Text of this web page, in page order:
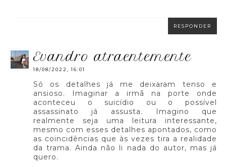
RESPONDER
evandro atraentemente
18/08/2022, 16:01
Só os detalhes já me deixaram tenso e
ansioso. Imaginar a irmã na porte onde
aconteceu o suicídio ou o possível
assassinato já assusta. Imagino que
realmente seja uma leitura interessante,
mesmo com esses detalhes apontados, como
as coincidências que às vezes tira a realidade
da trama. Ainda não li nada do autor, mas já
quero.